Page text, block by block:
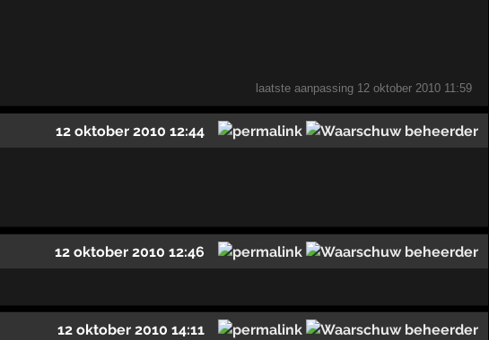
laatste aanpassing 12 oktober 2010 11:59
12 oktober 2010 12:44
12 oktober 2010 12:46
12 oktober 2010 14:11